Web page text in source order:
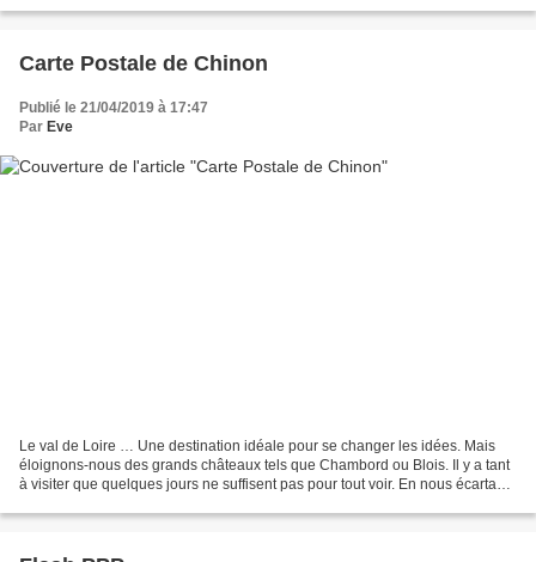
Carte Postale de Chinon
Publié le 21/04/2019 à 17:47
Par Eve
Le val de Loire … Une destination idéale pour se changer les idées. Mais
éloignons-nous des grands châteaux tels que Chambord ou Blois. Il y a tant
à visiter que quelques jours ne suffisent pas pour tout voir. En nous écartant